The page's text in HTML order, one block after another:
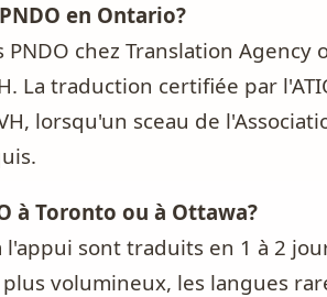
en Ontario?
chez Translation Agency
La traduction certifiée par
lorsqu'un sceau de
à Toronto ou à Ottawa?
sont traduits en 1 à 2
volumineux, les langues